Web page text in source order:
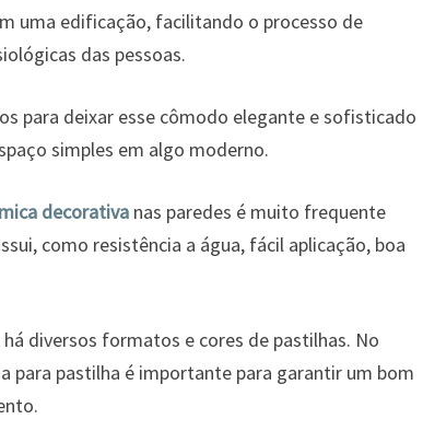
uma edificação, facilitando o processo de
das pessoas.
para deixar esse cômodo elegante e sofisticado
simples em algo moderno.
decorativa nas paredes é muito frequente
como resistência a água, fácil aplicação, boa
diversos formatos e cores de pastilhas. No
para pastilha é importante para garantir um bom